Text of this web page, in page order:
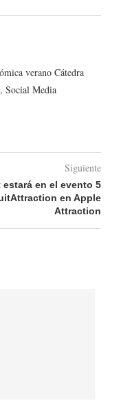
verano Cátedra
Social Media
Siguiente
en el evento 5
en Apple
Attraction